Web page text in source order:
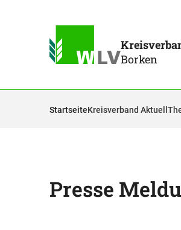
Borken
StartseiteKreisverband Aktuell
Presse